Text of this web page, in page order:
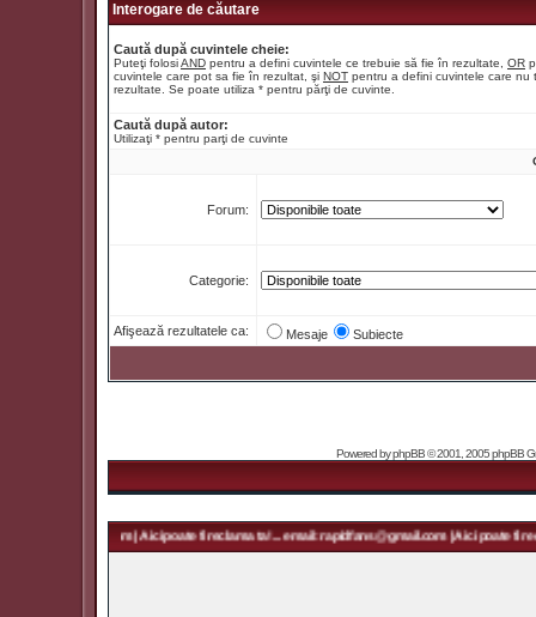
Interogare de căutare
Caută după cuvintele cheie:
Puteţi folosiAND pentru a defini cuvintele ce trebuie să fie în rezultate, OR
cuvintele care pot sa fie în rezultat, şi NOT pentru a defini cuvintele care nu
rezultate. Se poate utiliza * pentru părţi de cuvinte.
Caută după autor:
Utilizaţi * pentru parţi de cuvinte
Forum:
Categorie:
Afişează rezultatele ca: Mesaje Subiecte
Powered byphpBB© 2001, 2005 phpBB
| Aici poate fi reclama ta! ... email: rapidfans@gmail.com | Aici poate fi